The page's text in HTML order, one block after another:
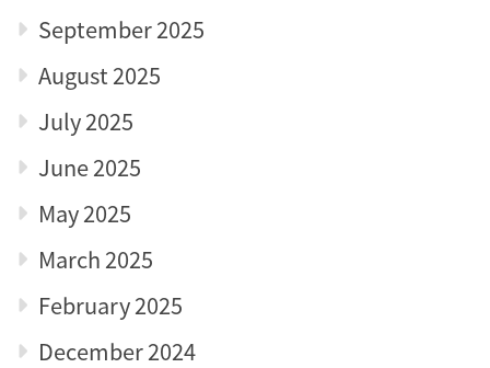
September 2025
August 2025
July 2025
June 2025
May 2025
March 2025
February 2025
December 2024